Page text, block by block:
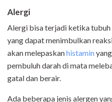
Alergi
Alergi bisa terjadi ketika
yang dapat menimbulkan
akan melepaskanhistamin
pembuluh darah di mata
gatal dan berair.
Ada beberapa jenis alergen